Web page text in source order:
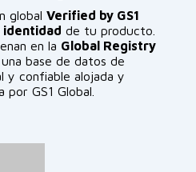
global Verified by GS1
identidad de tu producto
en la Global Registry
, una base de datos de
y confiable alojada y
por GS1 Global.